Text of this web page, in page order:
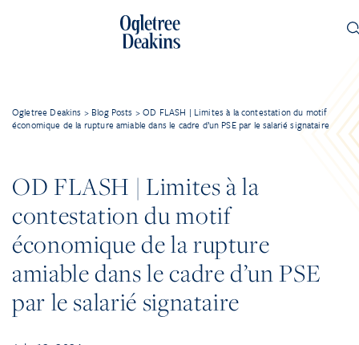
Ogletree Deakins > Blog Posts >OD FLASH | Limites à la contestation du motif
économique de la rupture amiable dans le cadre d’un PSE par le salarié signataire
OD FLASH | Limites à la
contestation du motif
économique de la rupture
amiable dans le cadre d’un PSE
par le salarié signataire